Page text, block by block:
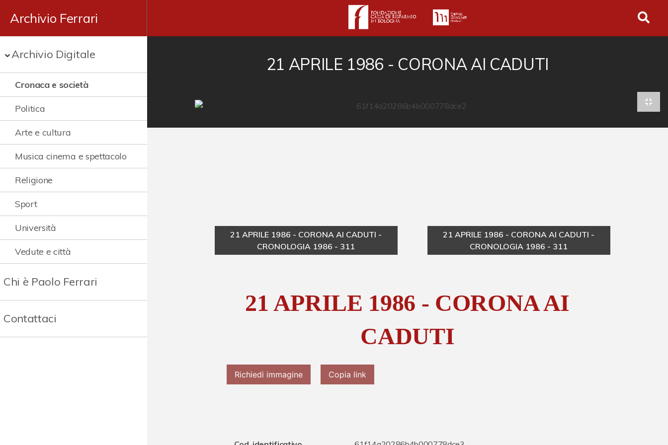
Archivio Ferrari
Archivio Digitale
Cronaca e società
Politica
Arte e cultura
Musica cinema e spettacolo
Religione
Sport
Università
Vedute e città
Chi è Paolo Ferrari
Contattaci
21 APRILE 1986 - CORONA AI CADUTI
21 APRILE 1986 - CORONA AI CADUTI -
CRONOLOGIA 1986 - 311
21 APRILE 1986 - CORONA AI CADUTI -
CRONOLOGIA 1986 - 311
21 APRILE 1986 - CORONA AI
CADUTI
Richiedi immagine Copia link